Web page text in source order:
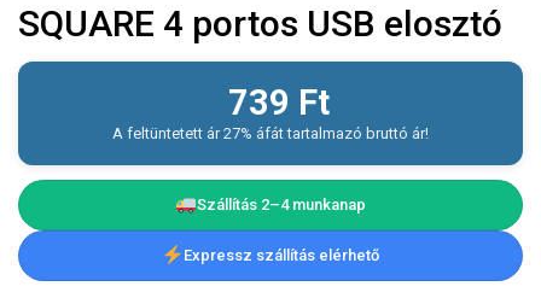
SQUARE 4 portos USB elosztó
739 Ft
A feltüntetett ár 27% áfát tartalmazó bruttó ár!
Szállítás 2–4 munkanap
Expressz szállítás elérhető